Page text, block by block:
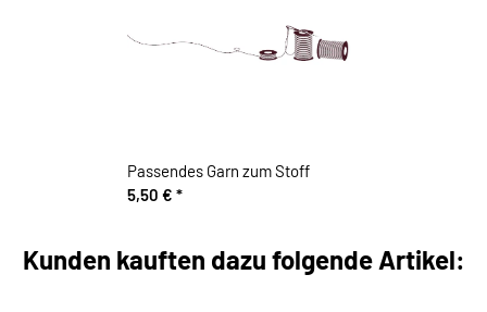
Passendes Garn zum Stoff
5,50 € *
Kunden kauften dazu folgende Artikel: